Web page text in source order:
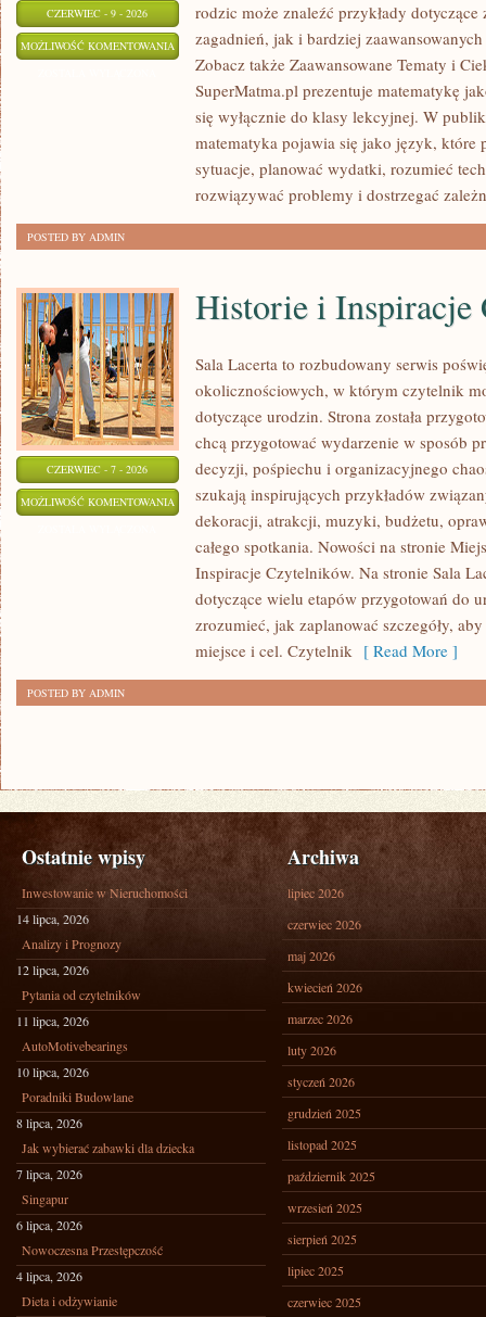
CZERWIEC - 9 - 2026
MOŻLIWOŚĆ KOMENTOWANIA PODSTAWY
MATEMATYKI
rodzic może znaleźć przykłady
zagadnień, jak i bardziej
Zobacz także Zaawansowane Tematy i
SuperMatma.pl prezentuje matematykę
się wyłącznie do klasy lekcyjnej. W
matematyka pojawia się jako język, które
sytuacje, planować wydatki, rozumieć
rozwiązywać problemy i dostrzegać
POSTED BY ADMIN
CZERWIEC - 7 - 2026
MOŻLIWOŚĆ KOMENTOWANIA HISTORIE
INSPIRACJE
CZYTELNIKÓW
Historie i Inspiracje
Sala Lacerta to rozbudowany serwis
okolicznościowych, w którym czytelnik
dotyczące urodzin. Strona została
chcą przygotować wydarzenie w sposób
decyzji, pośpiechu i organizacyjnego
szukają inspirujących przykładów
dekoracji, atrakcji, muzyki, budżetu,
całego spotkania. Nowości na stronie
Inspiracje Czytelników. Na stronie Sala
dotyczące wielu etapów przygotowań do
zrozumieć, jak zaplanować szczegóły,
miejsce i cel. Czytelnik [ Read More ]
POSTED BY ADMIN
Ostatnie wpisy
Inwestowanie w Nieruchomości
14 lipca, 2026
Analizy i Prognozy
12 lipca, 2026
Pytania od czytelników
11 lipca, 2026
AutoMotivebearings
10 lipca, 2026
Poradniki Budowlane
8 lipca, 2026
Jak wybierać zabawki dla dziecka
7 lipca, 2026
Singapur
6 lipca, 2026
Nowoczesna Przestępczość
4 lipca, 2026
Dieta i odżywianie
Archiwa
lipiec 2026
czerwiec 2026
maj 2026
kwiecień 2026
marzec 2026
luty 2026
styczeń 2026
grudzień 2025
listopad 2025
październik 2025
wrzesień 2025
sierpień 2025
lipiec 2025
czerwiec 2025